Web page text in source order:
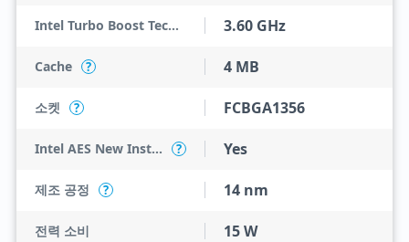
Intel Turbo Boost Technology 2.0 Frequency 3.60 GHz
Cache ? 4 MB
소켓 ? FCBGA1356
Intel AES New Instructions ? Yes
제조 공정 ? 14 nm
전력 소비 15 W